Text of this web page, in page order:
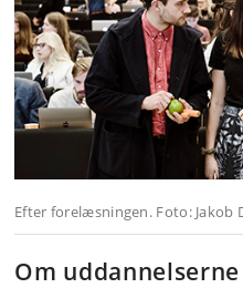
Efter forelæsningen. Foto: Jakob
Om